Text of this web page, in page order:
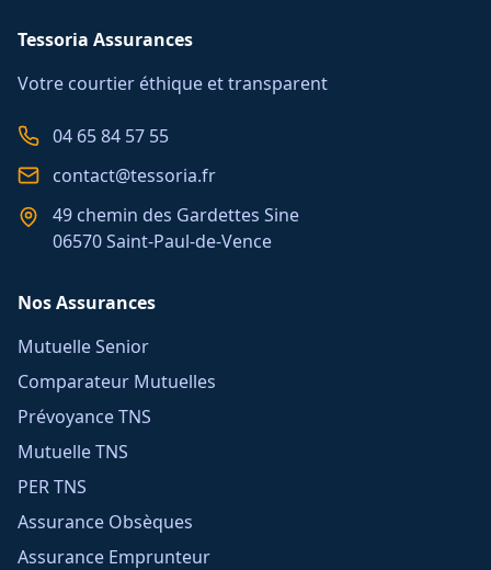
Tessoria Assurances
Votre courtier éthique et transparent
04 65 84 57 55
contact@tessoria.fr
49 chemin des Gardettes Sine
06570 Saint-Paul-de-Vence
Nos Assurances
Mutuelle Senior
Comparateur Mutuelles
Prévoyance TNS
Mutuelle TNS
PER TNS
Assurance Obsèques
Assurance Emprunteur